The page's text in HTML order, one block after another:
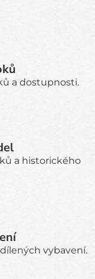
a dostupnosti.
a historického
vybavení.